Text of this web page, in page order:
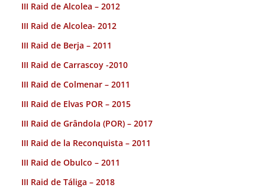
III Raid de Alcolea – 2012
III Raid de Alcolea- 2012
III Raid de Berja – 2011
III Raid de Carrascoy -2010
III Raid de Colmenar – 2011
III Raid de Elvas POR – 2015
III Raid de Grândola (POR) – 2017
III Raid de la Reconquista – 2011
III Raid de Obulco – 2011
III Raid de Táliga – 2018